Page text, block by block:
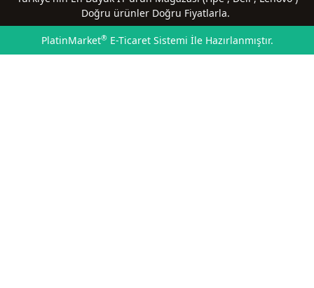
Doğru ürünler Doğru Fiyatlarla.
PlatinMarket®E-Ticaret Sistemi İle Hazırlanmıştır.